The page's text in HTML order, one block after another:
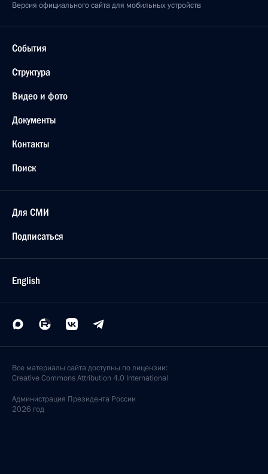
Версия официального сайта для мобильных устройств
События
Структура
Видео и фото
Документы
Контакты
Поиск
Для СМИ
Подписаться
English
Все материалы сайта доступны по лицензии:
Creative Commons Attribution 4.0 International
Администрация Президента России
2026 год